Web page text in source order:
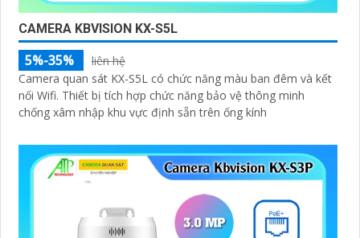
CAMERA KBVISION KX-S5L
5%-35%
liên hệ
Camera quan sát KX-S5L có chức năng màu ban đêm và kết
nối Wifi. Thiết bị tích hợp chức năng bảo vệ thông minh
chống xâm nhập khu vực định sẵn trên ống kính